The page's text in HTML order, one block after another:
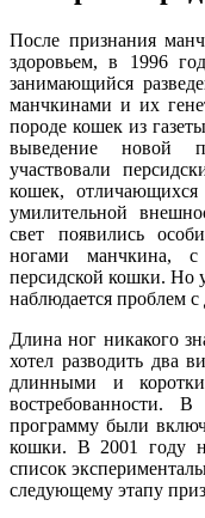
После признания
здоровьем, в 1996
занимающийся
манчкинами и их
породе кошек из
выведение новой
участвовали
кошек,
умилительной
свет появились
ногами манчкина,
персидской кошки. Но
наблюдается проблем
Длина ног никакого
хотел разводить два
длинными и
востребованности.
программу были
кошки. В 2001 году
список
следующему этапу